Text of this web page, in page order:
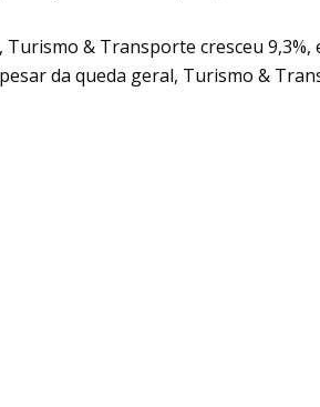
Turismo & Transporte cresceu
da queda geral, Turismo &